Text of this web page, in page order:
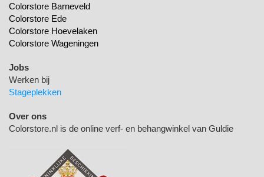
Colorstore Barneveld
Colorstore Ede
Colorstore Hoevelaken
Colorstore Wageningen
Jobs
Werken bij
Stageplekken
Over ons
Colorstore.nl is de online verf- en behangwinkel van Guldie